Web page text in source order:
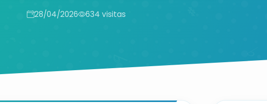
28/04/2026 634 visitas